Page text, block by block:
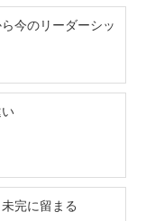
今のリーダーシッ
完に留まる